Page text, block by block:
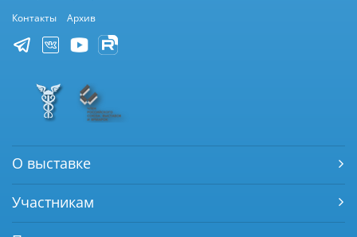
Контакты
Архив
О выставке
Участникам